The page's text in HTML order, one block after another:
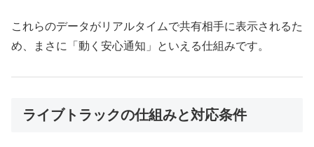
これらのデータがリアルタイムで共有相手に表示されるた
め、まさに「動く安心通知」といえる仕組みです。
ライブトラックの仕組みと対応条件